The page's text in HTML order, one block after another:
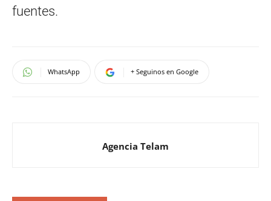
fuentes.
WhatsApp + Seguinos en Google
Agencia Telam